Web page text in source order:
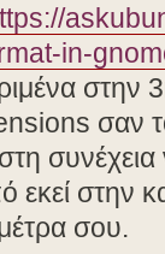
in-
στην
σαν
συνέχεια
εκεί στην
σου.